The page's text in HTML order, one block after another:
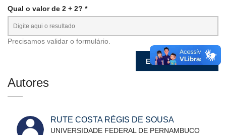
Qual o valor de 2 + 2? *
Precisamos validar o formulário.
Autores
RUTE COSTA RÉGIS DE SOUSA
UNIVERSIDADE FEDERAL DE PERNAMBUCO